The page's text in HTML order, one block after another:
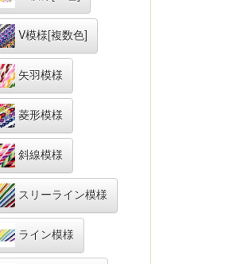
V模様[複数色]
矢羽模様
菱形模様
斜線模様
スリーライン模様
ライン模様